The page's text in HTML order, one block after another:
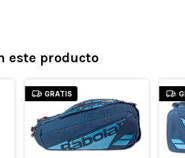
este producto
GRATIS